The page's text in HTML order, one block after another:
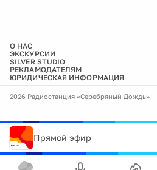
О НАС
ЭКСКУРСИИ
SILVER STUDIO
РЕКЛАМОДАТЕЛЯМ
ЮРИДИЧЕСКАЯ ИНФОРМАЦИЯ
2026 Радиостанция «Серебряный Дождь»
Прямой эфир